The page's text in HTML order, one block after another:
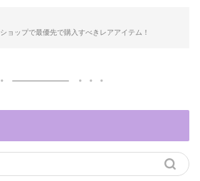
ョップで最優先で購入すべきレアアイテム！